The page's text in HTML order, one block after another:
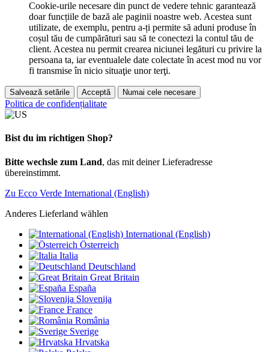
Cookie-urile necesare din punct de vedere tehnic garantează
doar funcțiile de bază ale paginii noastre web. Acestea sunt
utilizate, de exemplu, pentru a-ți permite să aduni produse în
coșul tău de cumpărături sau să te conectezi la contul tău de
client. Acestea nu permit crearea niciunei legături cu privire la
persoana ta, iar eventualele date colectate în acest mod nu vor
fi transmise în nicio situaţie unor terţi.
Salvează setările Acceptă Numai cele necesare
Politica de confidențialitate
Bist du im richtigen Shop?
Bitte wechsle zum Land, das mit deiner Lieferadresse
übereinstimmt.
Zu Ecco Verde International (English)
Anderes Lieferland wählen
International (English)
Österreich
Italia
Deutschland
Great Britain
España
Slovenija
France
România
Sverige
Hrvatska